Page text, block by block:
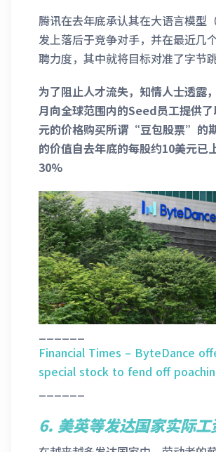
腾讯在去年底承认其在大语言模型
发上落后于竞争对手，并在最近几
聘力度，其中就将目标对准了字节
为了阻止人才流失，知情人士透露
月向全球范围内的Seed员工提供
元的价格购买所谓“豆包股票”的
的价值自去年底的每股约10美元已
30%
Financial Times – ByteDance
special stock to fend off
6. 美英等发达国家实际